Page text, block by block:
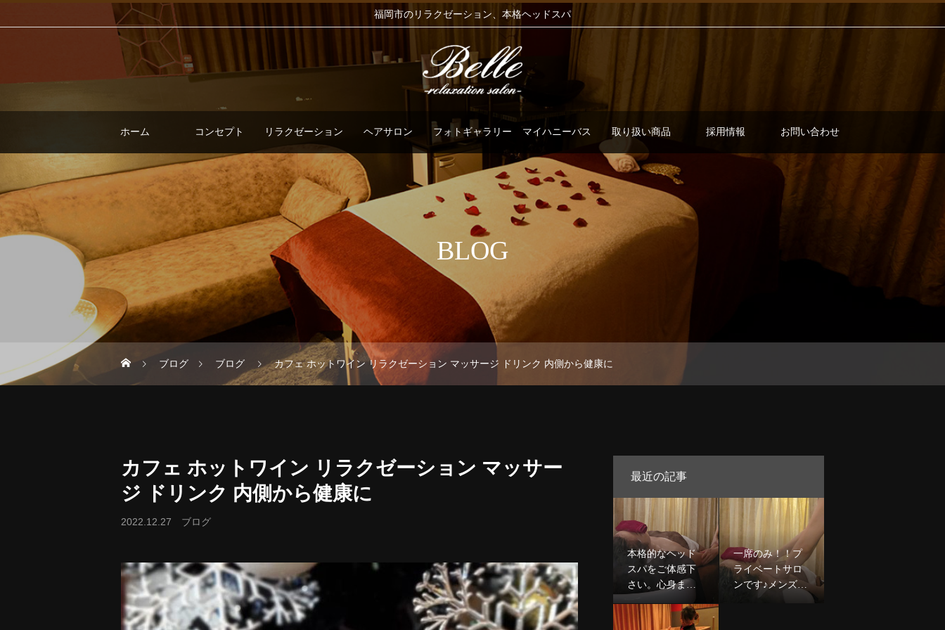
福岡市のリラクゼーション、本格ヘッドスパ
ホーム コンセプト リラクゼーション ヘアサロン フォトギャラリー マイハニーバス 取り扱い商品 採用情報 お問い合わせ
BLOG
ブログ ブログ カフェ ホットワイン リラクゼーション マッサージ ドリンク 内側から健康に
カフェ ホットワイン リラクゼーション マッサー
ジ ドリンク 内側から健康に
2022.12.27 ブログ
最近の記事
本格的なヘッド
スパをご体感下
さい。心身ま
極上ヘッドスパ6
一席のみ！！プ
ライベートサロ
ンです♪メンズカ
ットや極上ヘッ